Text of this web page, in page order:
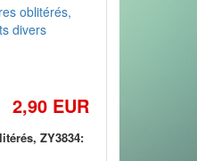
2,90 EUR
ZY3834: